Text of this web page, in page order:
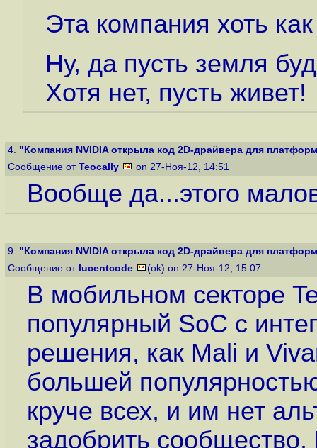
Эта компания хоть
Ну, да пусть земля
Хотя нет, пусть живет!
4. "Компания NVIDIA открыла код 2D-драйвера для
Сообщение от Teocally on 27-Ноя-12, 14:51
Вообще да...этого
9. "Компания NVIDIA открыла код 2D-драйвера для
Сообщение от lucentcode (ok) on 27-Ноя-12, 15:07
В мобильном секторе
популярный SoC с
решения, как Mali и
большей
круче всех, и им нет
задобрить сообщество.